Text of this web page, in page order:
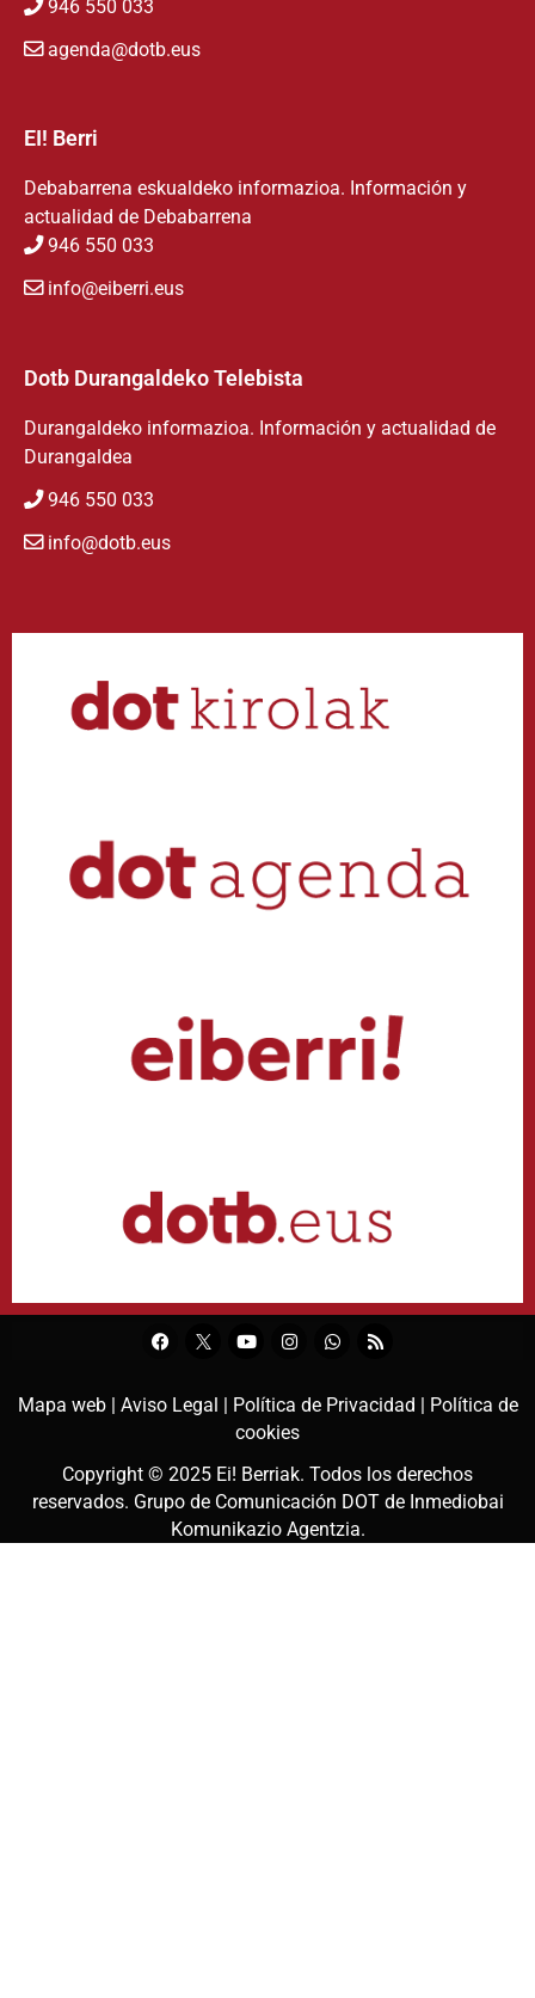
946 550 033
agenda@dotb.eus
EI! Berri
Debabarrena eskualdeko informazioa. Información y
actualidad de Debabarrena
946 550 033
info@eiberri.eus
Dotb Durangaldeko Telebista
Durangaldeko informazioa. Información y actualidad de
Durangaldea
946 550 033
info@dotb.eus
Mapa web | Aviso Legal | Política de Privacidad | Política de
cookies
Copyright © 2025 Ei! Berriak. Todos los derechos
reservados. Grupo de Comunicación DOT de Inmediobai
Komunikazio Agentzia.